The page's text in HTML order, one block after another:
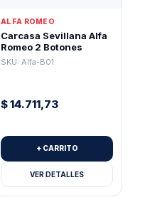
ALFA ROMEO
Carcasa Sevillana Alfa
Romeo 2 Botones
SKU: Alfa-B01
$14.711,73
+ CARRITO
VER DETALLES